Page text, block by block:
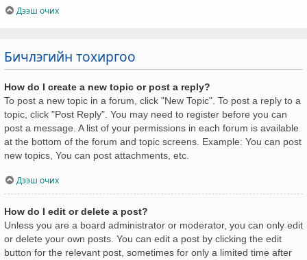
Дээш очих
Бичлэгийн тохиргоо
How do I create a new topic or post a reply?
To post a new topic in a forum, click "New Topic". To post a reply to a
topic, click "Post Reply". You may need to register before you can
post a message. A list of your permissions in each forum is available
at the bottom of the forum and topic screens. Example: You can post
new topics, You can post attachments, etc.
Дээш очих
How do I edit or delete a post?
Unless you are a board administrator or moderator, you can only edit
or delete your own posts. You can edit a post by clicking the edit
button for the relevant post, sometimes for only a limited time after